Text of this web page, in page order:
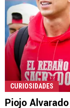
CURIOSIDADES
Piojo